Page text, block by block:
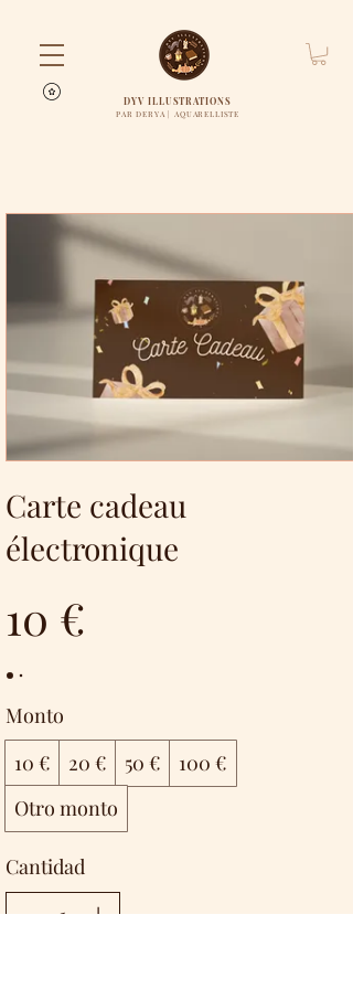
DYV ILLUSTRATIONS
PAR DERYA | AQUARELLISTE
Carte cadeau
électronique
10 €
Monto
10 €
20 € 50 €
100 €
Otro monto
Cantidad